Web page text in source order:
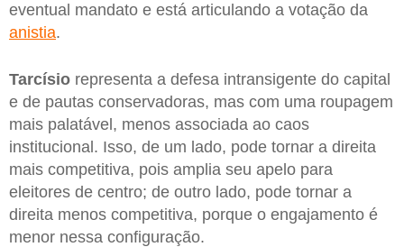
eventual mandato e está articulando a votação da
anistia.
Tarcísio representa a defesa intransigente do capital
e de pautas conservadoras, mas com uma roupagem
mais palatável, menos associada ao caos
institucional. Isso, de um lado, pode tornar a direita
mais competitiva, pois amplia seu apelo para
eleitores de centro; de outro lado, pode tornar a
direita menos competitiva, porque o engajamento é
menor nessa configuração.